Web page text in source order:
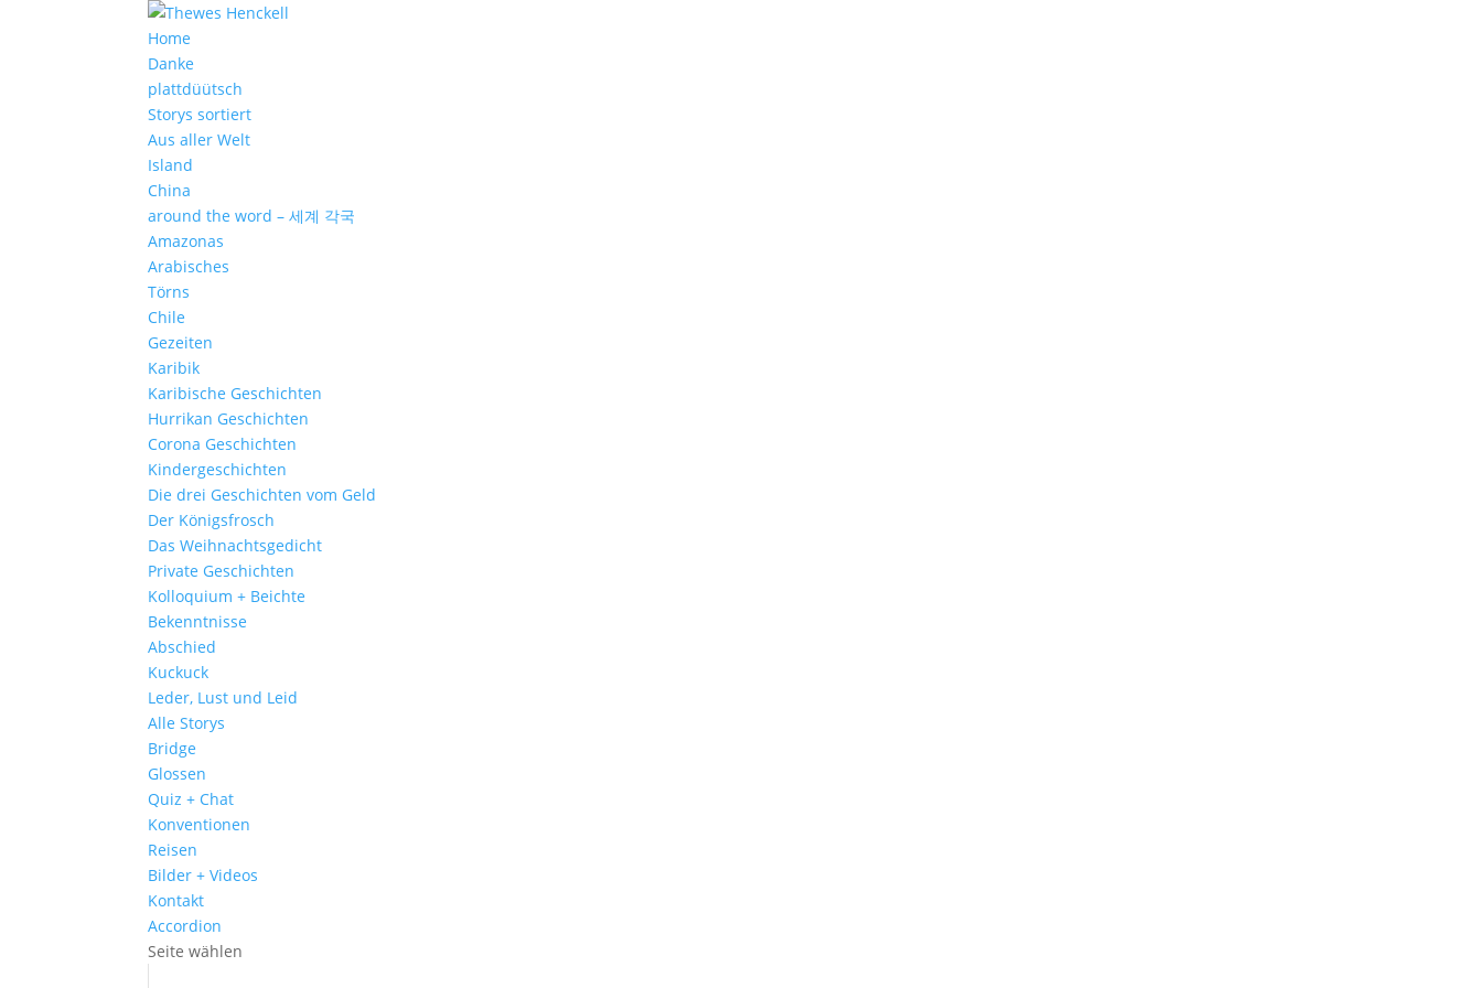
Home
Danke
plattdüütsch
Storys sortiert
Aus aller Welt
Island
China
around the word – 세계 각국
Amazonas
Arabisches
Törns
Chile
Gezeiten
Karibik
Karibische Geschichten
Hurrikan Geschichten
Corona Geschichten
Kindergeschichten
Die drei Geschichten vom Geld
Der Königsfrosch
Das Weihnachtsgedicht
Private Geschichten
Kolloquium + Beichte
Bekenntnisse
Abschied
Kuckuck
Leder, Lust und Leid
Alle Storys
Bridge
Glossen
Quiz + Chat
Konventionen
Reisen
Bilder + Videos
Kontakt
Accordion
Seite wählen